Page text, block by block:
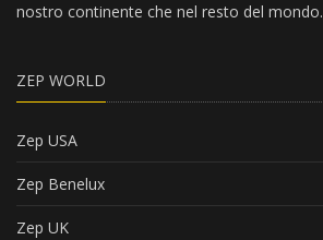
nostro continente che nel resto del mondo.
ZEP WORLD
Zep USA
Zep Benelux
Zep UK